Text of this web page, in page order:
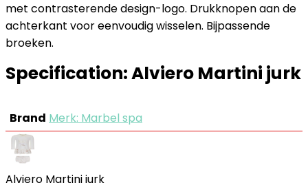
met contrasterende design-logo. Drukknopen aan de
achterkant voor eenvoudig wisselen. Bijpassende
broeken.
Specification:Alviero Martini jurk
Brand Merk: Marbel spa
Alviero Martini jurk